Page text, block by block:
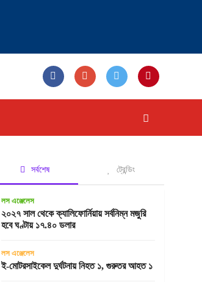
সর্বশেষ ট্রেন্ডিং
লস এঞ্জেলেস
২০২৭ সাল থেকে ক্যালিফোর্নিয়ায় সর্বনিম্ন মজুরি
হবে ঘণ্টায় ১৭.৪০ ডলার
লস এঞ্জেলেস
ই-মোটরসাইকেল দুর্ঘটনায় নিহত ১, গুরুতর আহত ১